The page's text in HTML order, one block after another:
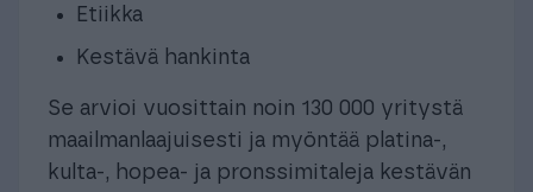
Etiikka
Kestävä hankinta
Se arvioi vuosittain noin 130 000 yritystä
maailmanlaajuisesti ja myöntää platina-,
kulta-, hopea- ja pronssimitaleja kestävän